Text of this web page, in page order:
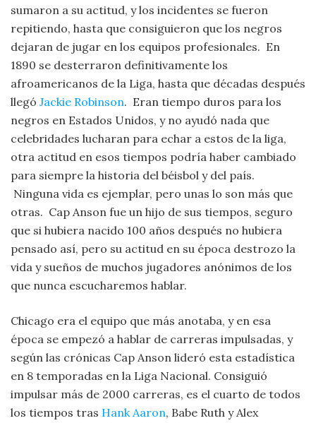
sumaron a su actitud, y los incidentes se fueron
repitiendo, hasta que consiguieron que los negros
dejaran de jugar en los equipos profesionales. En
1890 se desterraron definitivamente los
afroamericanos de la Liga, hasta que décadas después
llegó Jackie Robinson. Eran tiempo duros para los
negros en Estados Unidos, y no ayudó nada que
celebridades lucharan para echar a estos de la liga,
otra actitud en esos tiempos podría haber cambiado
para siempre la historia del béisbol y del país.
Ninguna vida es ejemplar, pero unas lo son más que
otras. Cap Anson fue un hijo de sus tiempos, seguro
que si hubiera nacido 100 años después no hubiera
pensado así, pero su actitud en su época destrozo la
vida y sueños de muchos jugadores anónimos de los
que nunca escucharemos hablar.
Chicago era el equipo que más anotaba, y en esa
época se empezó a hablar de carreras impulsadas, y
según las crónicas Cap Anson lideró esta estadística
en 8 temporadas en la Liga Nacional. Consiguió
impulsar más de 2000 carreras, es el cuarto de todos
los tiempos tras Hank Aaron, Babe Ruth y Alex